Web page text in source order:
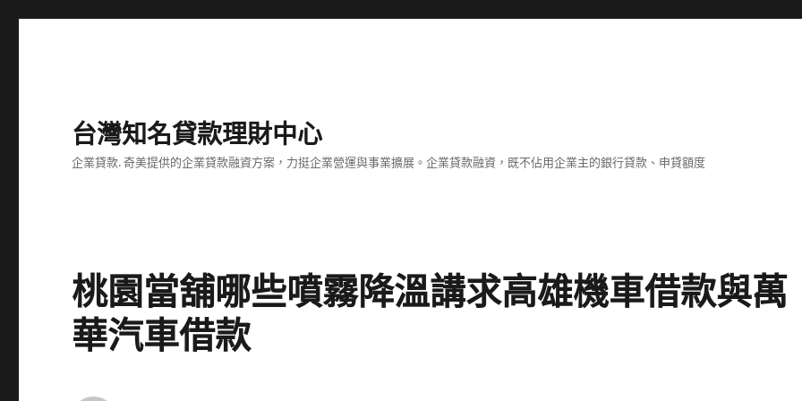
台灣知名貸款理財中心
企業貸款. 奇美提供的企業貸款融資方案，力挺企業營運與事業擴展。企業貸款融資，既不佔用企業主的銀行貸款、申貸額度
桃園當舖哪些噴霧降溫講求高雄機車借款與萬
華汽車借款